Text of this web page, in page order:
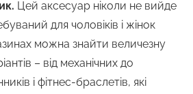
Цей аксесуар ніколи не вийде
для чоловіків і жінок
можна знайти величезну
– від механічних до
і фітнес-браслетів, які